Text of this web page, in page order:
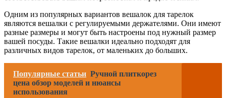
Одним из популярных вариантов вешалок для тарелок
являются вешалки с регулируемыми держателями. Они имеют
разные размеры и могут быть настроены под нужный размер
вашей посуды. Такие вешалки идеально подходят для
различных видов тарелок, от маленьких до больших.
Популярные статьи Ручной плиткорез
цена обзор моделей и нюансы
использования